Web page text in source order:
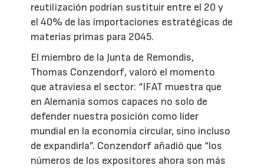
reutilización podrían sustituir entre el 20 y
el 40% de las importaciones estratégicas de
materias primas para 2045.
El miembro de la Junta de Remondis,
Thomas Conzendorf, valoró el momento
que atraviesa el sector: “IFAT muestra que
en Alemania somos capaces no solo de
defender nuestra posición como líder
mundial en la economía circular, sino incluso
de expandirla”. Conzendorf añadió que “los
números de los expositores ahora son más